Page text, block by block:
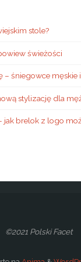
stole?
świeżości
– śniegowce męskie
stylizację dla
brelok z logo
©2021 Polski Facet